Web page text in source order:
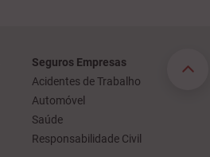
Seguros Empresas
Acidentes de Trabalho
Automóvel
Saúde
Responsabilidade Civil